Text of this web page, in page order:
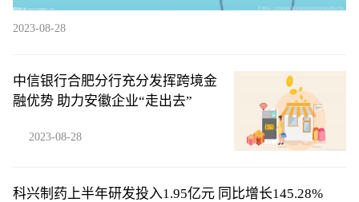
2023-08-28
中信银行合肥分行充分发挥跨境金
融优势 助力安徽企业“走出去”
2023-08-28
科兴制药上半年研发投入1.95亿元 同比增长145.28%